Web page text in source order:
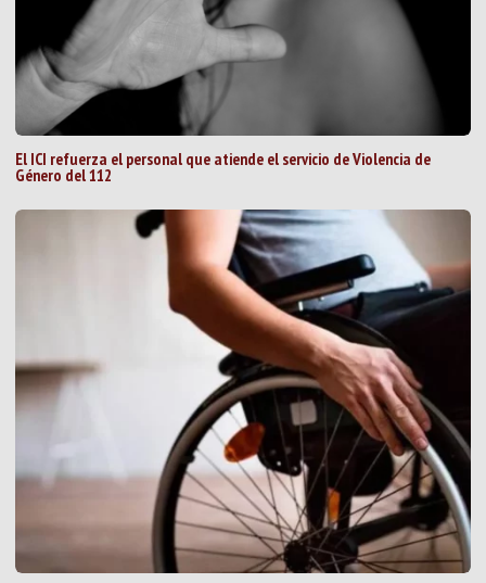
El ICI refuerza el personal que atiende el servicio de Violencia de
Género del 112